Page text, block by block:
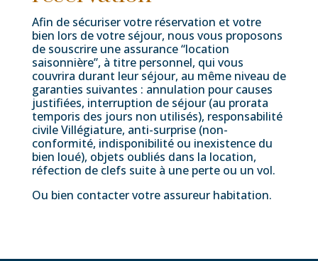
Afin de sécuriser votre réservation et votre
bien lors de votre séjour, nous vous proposons
de souscrire une assurance “location
saisonnière”, à titre personnel, qui vous
couvrira durant leur séjour, au même niveau de
garanties suivantes : annulation pour causes
justifiées, interruption de séjour (au prorata
temporis des jours non utilisés), responsabilité
civile Villégiature, anti-surprise (non-
conformité, indisponibilité ou inexistence du
bien loué), objets oubliés dans la location,
réfection de clefs suite à une perte ou un vol.
Ou bien contacter votre assureur habitation.